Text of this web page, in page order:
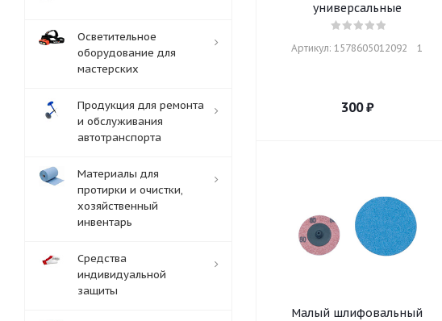
универсальные
Артикул: 1578605012092    1
300₽
Малый шлифовальный
Осветительное
оборудование для
мастерских
Продукция для ремонта
и обслуживания
автотранспорта
Материалы для
протирки и очистки,
хозяйственный
инвентарь
Средства
индивидуальной
защиты